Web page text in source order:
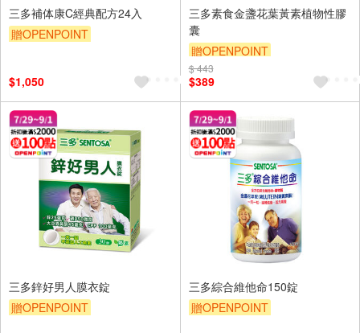
三多補体康C經典配方24入
贈OPENPOINT
$1,050
三多素食金盞花葉黃素植物性膠
囊
贈OPENPOINT
贈OPENPOINT
$ 443
$389
三多鋅好男人膜衣錠
贈OPENPOINT
三多綜合維他命150錠
贈OPENPOINT